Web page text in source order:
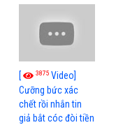
[ 3875 Video]
Cưỡng bức xác
chết rồi nhắn tin
giả bắt cóc đòi tiền